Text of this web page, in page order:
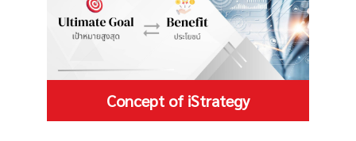
Concept of iStrategy